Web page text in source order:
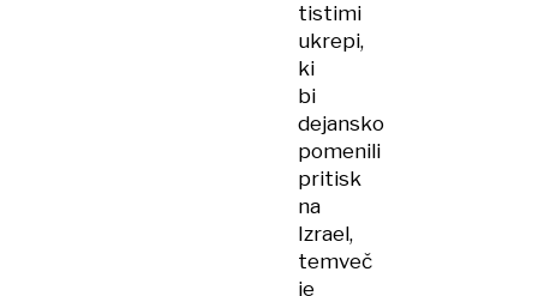
tistimi
ukrepi,
ki
bi
dejansko
pomenili
pritisk
na
Izrael,
temveč
je